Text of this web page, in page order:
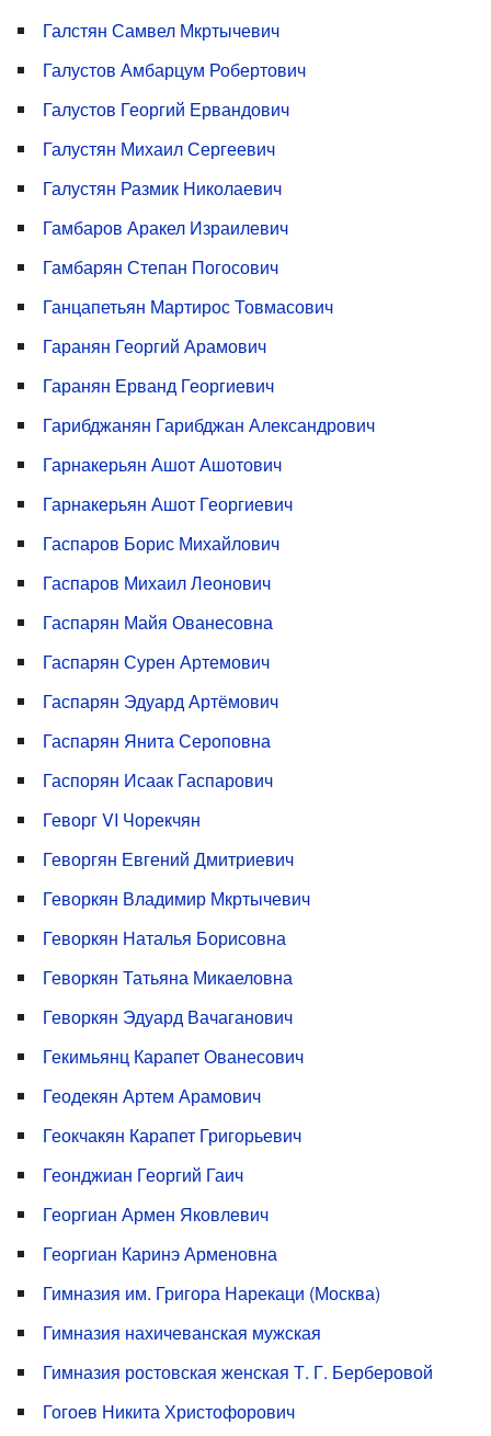
Галстян Самвел Мкртычевич
Галустов Амбарцум Робертович
Галустов Георгий Ервандович
Галустян Михаил Сергеевич
Галустян Размик Николаевич
Гамбаров Аракел Израилевич
Гамбарян Степан Погосович
Ганцапетьян Мартирос Товмасович
Гаранян Георгий Арамович
Гаранян Ерванд Георгиевич
Гарибджанян Гарибджан Александрович
Гарнакерьян Ашот Ашотович
Гарнакерьян Ашот Георгиевич
Гаспаров Борис Михайлович
Гаспаров Михаил Леонович
Гаспарян Майя Ованесовна
Гаспарян Сурен Артемович
Гаспарян Эдуард Артёмович
Гаспарян Янита Сероповна
Гаспорян Исаак Гаспарович
Геворг VI Чорекчян
Геворгян Евгений Дмитриевич
Геворкян Владимир Мкртычевич
Геворкян Наталья Борисовна
Геворкян Татьяна Микаеловна
Геворкян Эдуард Вачаганович
Гекимьянц Карапет Ованесович
Геодекян Артем Арамович
Геокчакян Карапет Григорьевич
Геонджиан Георгий Гаич
Георгиан Армен Яковлевич
Георгиан Каринэ Арменовна
Гимназия им. Григора Нарекаци (Москва)
Гимназия нахичеванская мужская
Гимназия ростовская женская Т. Г. Берберовой
Гогоев Никита Христофорович